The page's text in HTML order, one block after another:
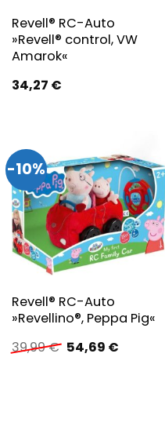
Revell® RC-Auto
»Revell® control, VW
Amarok«
34,27 €
-10%
Revell® RC-Auto
»Revellino®, Peppa Pig«
39,99€ Ursprünglicher
Preis
54,69 €Aktueller